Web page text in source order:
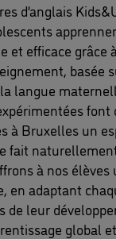
d’anglais
et efficace grâce
basée
langue
font
à Bruxelles un
fait
à nos élèves
en adaptant
de leur
global